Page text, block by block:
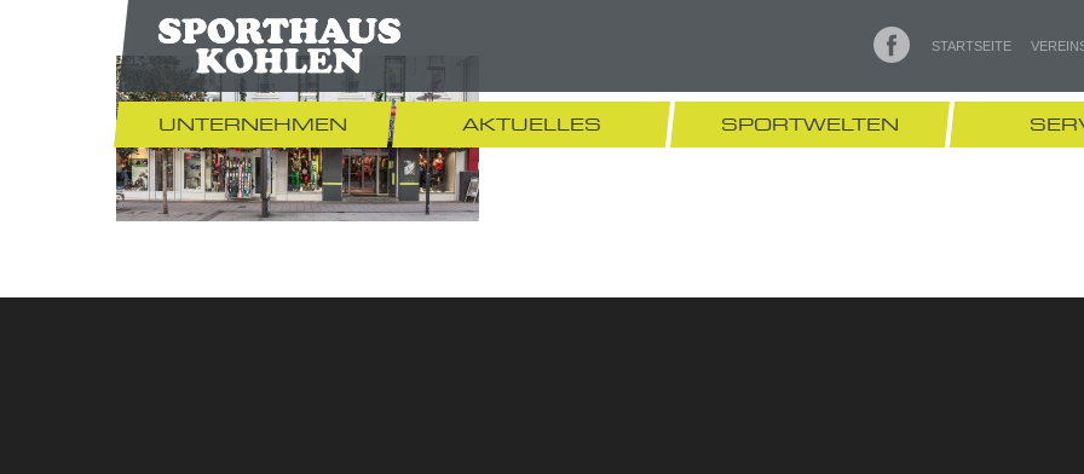
STARTSEITE
UNTERNEHMEN AKTUELLES SPORTWELTEN